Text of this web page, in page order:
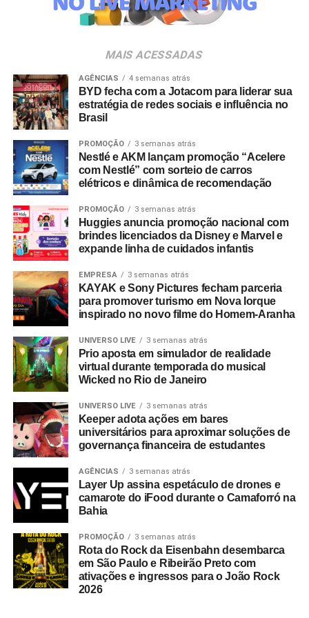
da música e da hospitalidade carioca.
no canal oficial da Ticketmaster, com lote inicial a partir
de R$ 3.950,00. As demais atualizações e atrações do
evento serão divulgadas nos canais oficiais do camarote
nos próximos meses.
MAIS ACESSADAS
AGÊNCIAS 4 semanas atrás
BYD fecha com a Jotacom para liderar sua
estratégia de redes sociais e influência no
Brasil
PROMOÇÃO 3 semanas atrás
Nestlé e AKM lançam promoção “Acelere
com Nestlé” com sorteio de carros
elétricos e dinâmica de recomendação
PROMOÇÃO 3 semanas atrás
Huggies anuncia promoção nacional com
brindes licenciados da Disney e Marvel e
expande linha de cuidados infantis
EMPRESA 3 semanas atrás
KAYAK e Sony Pictures fecham parceria
para promover turismo em Nova Iorque
inspirado no novo filme do Homem-Aranha
UNIVERSO LIVE 3 semanas atrás
Prio aposta em simulador de realidade
virtual durante temporada do musical
Wicked no Rio de Janeiro
UNIVERSO LIVE 3 semanas atrás
Keeper adota ações em bares
universitários para aproximar soluções de
governança financeira de estudantes
AGÊNCIAS 3 semanas atrás
Layer Up assina espetáculo de drones e
camarote do iFood durante o Camaforró na
Bahia
PROMOÇÃO 3 semanas atrás
Rota do Rock da Eisenbahn desembarca
em São Paulo e Ribeirão Preto com
ativações e ingressos para o João Rock
2026